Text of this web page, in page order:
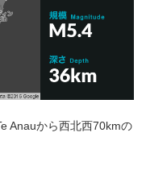
Anauから西北西70kmの